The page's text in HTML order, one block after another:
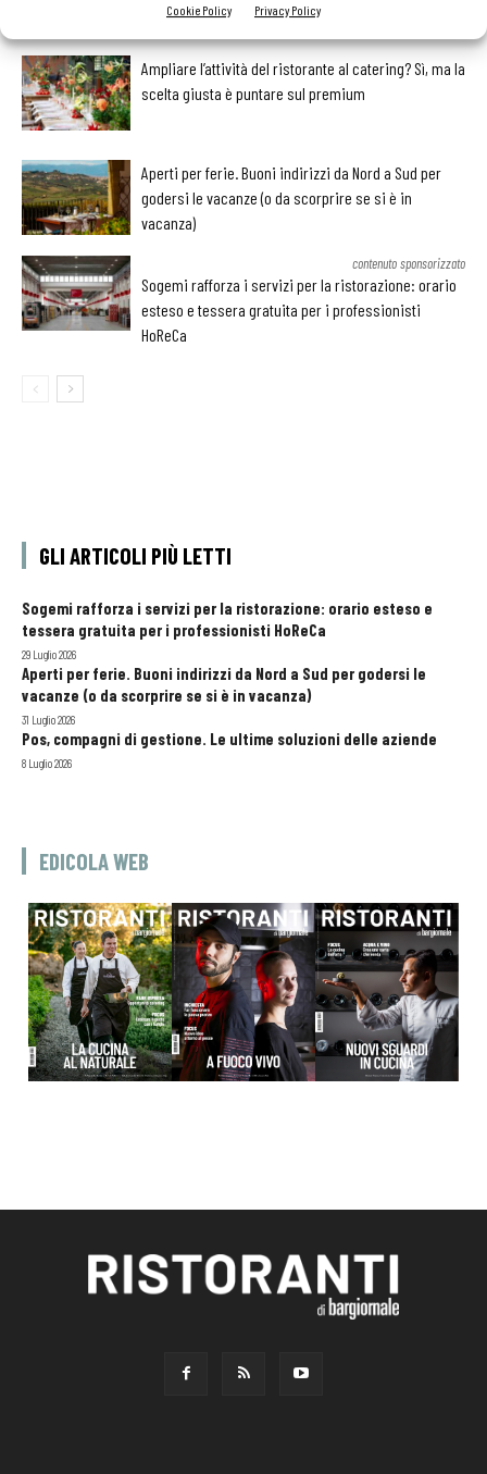
Cookie Policy Privacy Policy
Ampliare l’attività del ristorante al catering? Sì, ma la
scelta giusta è puntare sul premium
Aperti per ferie. Buoni indirizzi da Nord a Sud per
godersi le vacanze (o da scorprire se si è in
vacanza)
contenuto sponsorizzato
Sogemi rafforza i servizi per la ristorazione: orario
esteso e tessera gratuita per i professionisti
HoReCa
GLI ARTICOLI PIÙ LETTI
Sogemi rafforza i servizi per la ristorazione: orario esteso e
tessera gratuita per i professionisti HoReCa
29 Luglio 2026
Aperti per ferie. Buoni indirizzi da Nord a Sud per godersi le
vacanze (o da scorprire se si è in vacanza)
31 Luglio 2026
Pos, compagni di gestione. Le ultime soluzioni delle aziende
8 Luglio 2026
EDICOLA WEB